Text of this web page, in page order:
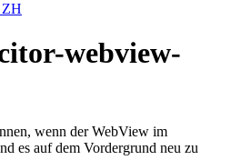
ZH
webview-
wenn der WebView im
es auf dem Vordergrund neu zu